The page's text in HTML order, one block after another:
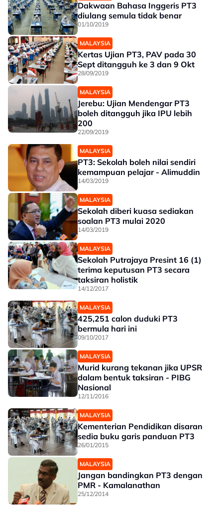
Dakwaan Bahasa Inggeris PT3
diulang semula tidak benar
01/10/2019
MALAYSIA
Kertas Ujian PT3, PAV pada 30
Sept ditangguh ke 3 dan 9 Okt
28/09/2019
MALAYSIA
Jerebu: Ujian Mendengar PT3
boleh ditangguh jika IPU lebih
200
22/09/2019
MALAYSIA
PT3: Sekolah boleh nilai sendiri
kemampuan pelajar - Alimuddin
14/03/2019
MALAYSIA
Sekolah diberi kuasa sediakan
soalan PT3 mulai 2020
14/03/2019
MALAYSIA
Sekolah Putrajaya Presint 16 (1)
terima keputusan PT3 secara
taksiran holistik
14/12/2017
MALAYSIA
425,251 calon duduki PT3
bermula hari ini
09/10/2017
MALAYSIA
Murid kurang tekanan jika UPSR
dalam bentuk taksiran - PIBG
Nasional
12/11/2016
MALAYSIA
Kementerian Pendidikan disaran
sedia buku garis panduan PT3
26/01/2015
MALAYSIA
Jangan bandingkan PT3 dengan
PMR - Kamalanathan
25/12/2014